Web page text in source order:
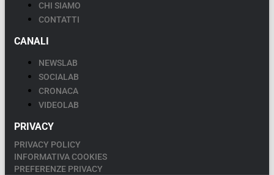
CHI SIAMO
CONTATTI
CANALI
NEWSLAB
SOCIALAB
CRONACA
VIDEOLAB
PRIVACY
PRIVACY POLICY
INFORMATIVA COOKIES
PREFERENZE PRIVACY